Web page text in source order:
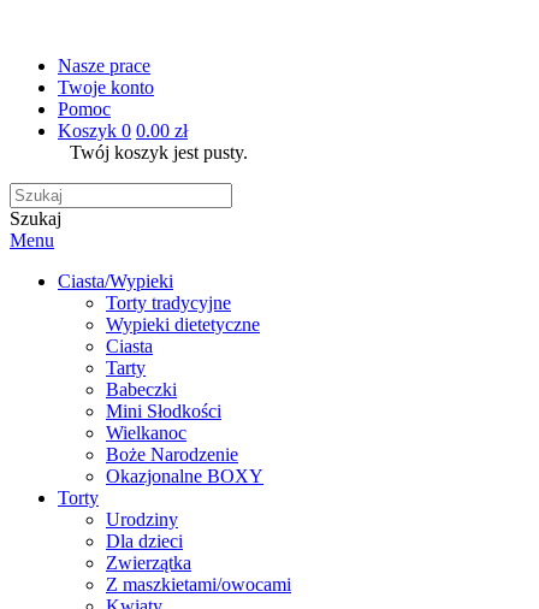
Nasze prace
Twoje konto
Pomoc
Koszyk 0 0.00 zł
Twój koszyk jest pusty.
Szukaj
Menu
Ciasta/Wypieki
Torty tradycyjne
Wypieki dietetyczne
Ciasta
Tarty
Babeczki
Mini Słodkości
Wielkanoc
Boże Narodzenie
Okazjonalne BOXY
Torty
Urodziny
Dla dzieci
Zwierzątka
Z maszkietami/owocami